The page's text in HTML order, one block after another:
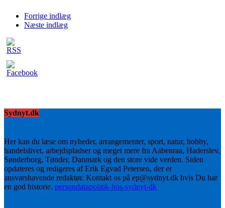
Forrige indlæg
Næste indlæg
Sydnyt.dk
Her kan du læse om nyheder, arrangementer, sport, natur, hobby,
handelslivet, arbejdspladser og meget mere fra Aabenraa, Haderslev,
Sønderborg, Tønder, Danmark og den store vide verden. Siden
opdateres og redigeres af Erik Egvad Petersen, der er
ansvarshavende redaktør. Kontakt os på ep@sydnyt.dk hvis Du har
en god historie. persondatapolitik-hos-sydnyt-dk